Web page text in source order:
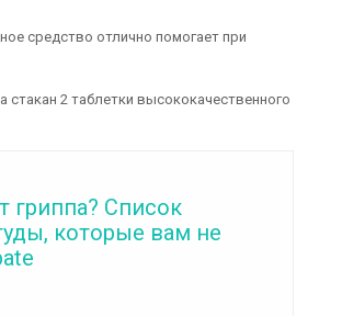
средство отлично помогает при
стакан 2 таблетки высококачественного
гриппа? Список
которые вам не